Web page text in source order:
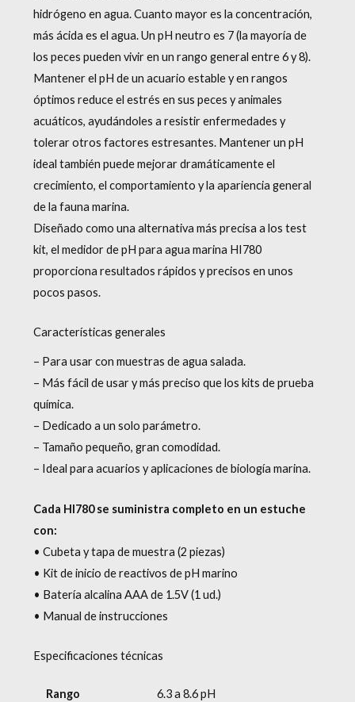
hidrógeno en agua. Cuanto mayor es la concentración,
más ácida es el agua. Un pH neutro es 7 (la mayoría de
los peces pueden vivir en un rango general entre 6 y 8).
Mantener el pH de un acuario estable y en rangos
óptimos reduce el estrés en sus peces y animales
acuáticos, ayudándoles a resistir enfermedades y
tolerar otros factores estresantes. Mantener un pH
ideal también puede mejorar dramáticamente el
crecimiento, el comportamiento y la apariencia general
de la fauna marina.
Diseñado como una alternativa más precisa a los test
kit, el medidor de pH para agua marina HI780
proporciona resultados rápidos y precisos en unos
pocos pasos.
Características generales
– Para usar con muestras de agua salada.
– Más fácil de usar y más preciso que los kits de prueba
química.
– Dedicado a un solo parámetro.
– Tamaño pequeño, gran comodidad.
– Ideal para acuarios y aplicaciones de biología marina.
Cada HI780 se suministra completo en un estuche
con:
• Cubeta y tapa de muestra (2 piezas)
• Kit de inicio de reactivos de pH marino
• Batería alcalina AAA de 1.5V (1 ud.)
• Manual de instrucciones
Especificaciones técnicas
Rango 6.3 a 8.6 pH